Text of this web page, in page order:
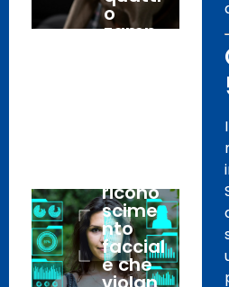
o
zamp
ricono
scime
nto
faccial
e che